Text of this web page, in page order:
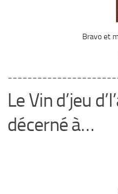
Bravo et
Le Vin d’jeu
décerné à…